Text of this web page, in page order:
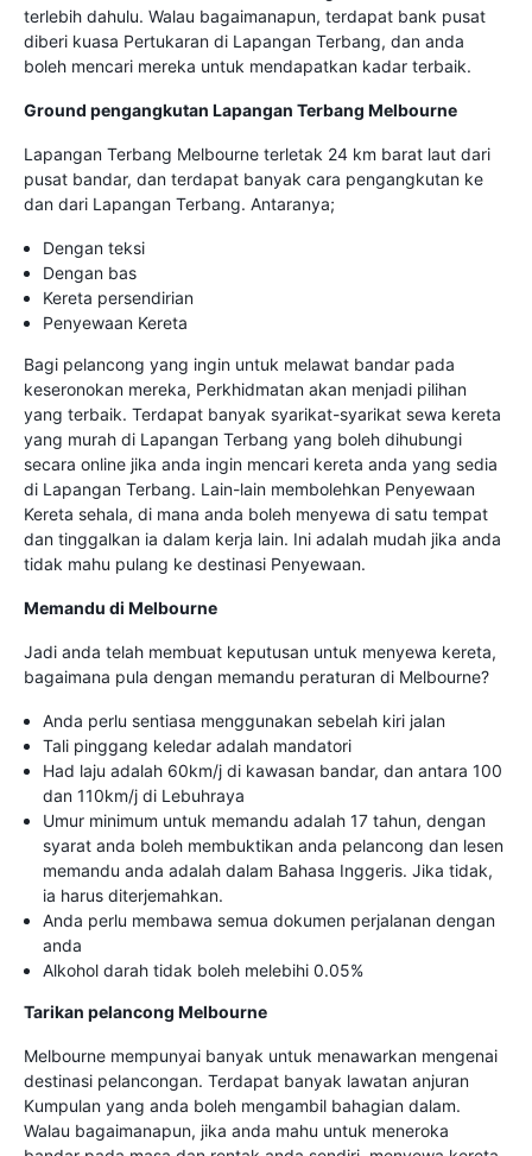
terlebih dahulu. Walau bagaimanapun, terdapat bank pusat
diberi kuasa Pertukaran di Lapangan Terbang, dan anda
boleh mencari mereka untuk mendapatkan kadar terbaik.
Ground pengangkutan Lapangan Terbang Melbourne
Lapangan Terbang Melbourne terletak 24 km barat laut dari
pusat bandar, dan terdapat banyak cara pengangkutan ke
dan dari Lapangan Terbang. Antaranya;
Dengan teksi
Dengan bas
Kereta persendirian
Penyewaan Kereta
Bagi pelancong yang ingin untuk melawat bandar pada
keseronokan mereka, Perkhidmatan akan menjadi pilihan
yang terbaik. Terdapat banyak syarikat-syarikat sewa kereta
yang murah di Lapangan Terbang yang boleh dihubungi
secara online jika anda ingin mencari kereta anda yang sedia
di Lapangan Terbang. Lain-lain membolehkan Penyewaan
Kereta sehala, di mana anda boleh menyewa di satu tempat
dan tinggalkan ia dalam kerja lain. Ini adalah mudah jika anda
tidak mahu pulang ke destinasi Penyewaan.
Memandu di Melbourne
Jadi anda telah membuat keputusan untuk menyewa kereta,
bagaimana pula dengan memandu peraturan di Melbourne?
Anda perlu sentiasa menggunakan sebelah kiri jalan
Tali pinggang keledar adalah mandatori
Had laju adalah 60km/j di kawasan bandar, dan antara 100
dan 110km/j di Lebuhraya
Umur minimum untuk memandu adalah 17 tahun, dengan
syarat anda boleh membuktikan anda pelancong dan lesen
memandu anda adalah dalam Bahasa Inggeris. Jika tidak,
ia harus diterjemahkan.
Anda perlu membawa semua dokumen perjalanan dengan
anda
Alkohol darah tidak boleh melebihi 0.05%
Tarikan pelancong Melbourne
Melbourne mempunyai banyak untuk menawarkan mengenai
destinasi pelancongan. Terdapat banyak lawatan anjuran
Kumpulan yang anda boleh mengambil bahagian dalam.
Walau bagaimanapun, jika anda mahu untuk meneroka